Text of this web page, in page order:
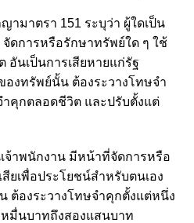
มาตรา 151 ระบุว่า ผู้ใดเป็น
ดการหรือรักษาทรัพย์ใด ๆ ใช้
อันเป็นการเสียหายแก่รัฐ
องทรัพย์นั้น ต้องระวางโทษจำ
คุกตลอดชีวิต และปรับตั้งแต่
จ้าพนักงาน มีหน้าที่จัดการหรือ
ยเพื่อประโยชน์สำหรับตนเอง
ต้องระวางโทษจำคุกตั้งแต่หนึ่ง
มื่นบาทถึงสองแสนบาท